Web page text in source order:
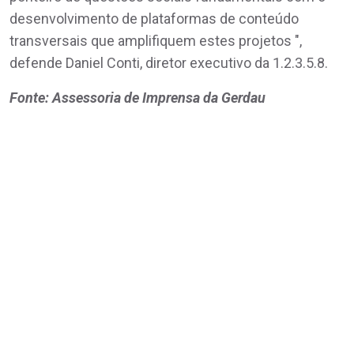
desenvolvimento de plataformas de conteúdo
transversais que amplifiquem estes projetos ",
defende Daniel Conti, diretor executivo da 1.2.3.5.8.
Fonte: Assessoria de Imprensa da Gerdau